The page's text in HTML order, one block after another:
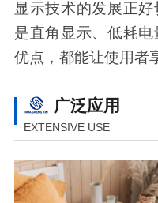
显示技术的发展正
是直角显示、低耗
优点，都能让使用者
广泛应用
EXTENSIVE USE